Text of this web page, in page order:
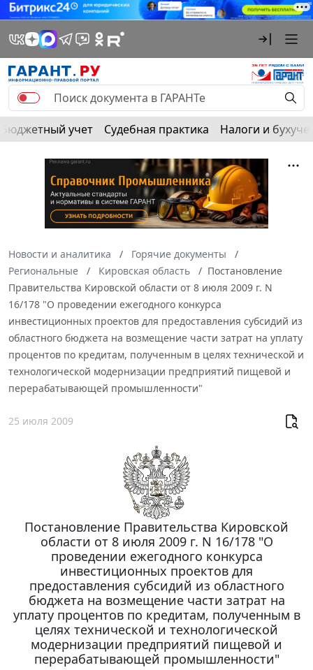
Бюджетный учет Судебная практика Налоги и
Новости и аналитика
Горячие документы
Региональные
Кировская область
Постановление
Правительства Кировской области от 8 июля 2009 г. N
16/178 "О проведении ежегодного конкурса
инвестиционных проектов для предоставления субсидий из
областного бюджета на возмещение части затрат на уплату
процентов по кредитам, полученным в целях технической и
технологической модернизации предприятий пищевой и
перерабатывающей промышленности"
25 июля 2009
Постановление Правительства Кировской
области от 8 июля 2009 г. N 16/178 "О
проведении ежегодного конкурса
инвестиционных проектов для
предоставления субсидий из областного
бюджета на возмещение части затрат на
уплату процентов по кредитам, полученным в
целях технической и технологической
модернизации предприятий пищевой и
перерабатывающей промышленности"